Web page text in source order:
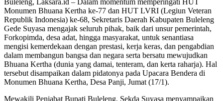
Buleleng, Laksara.id – Dalam momentum memperingati HUT
Monumen Bhuana Kertha ke-77 dan HUT LVRI (Legiun Veteran
Republik Indonesia) ke-68, Sekretaris Daerah Kabupaten Buleleng
Gede Suyasa mengajak seluruh pihak, baik dari unsur pemerintah,
Forkopimda, desa adat, hingga masyarakat, untuk senantiasa
mengisi kemerdekaan dengan prestasi, kerja keras, dan pengabdian
dalam membangun bangsa dan negara serta bersatu mewujudkan
Bhuana Kertha (dunia yang damai, tenteram, dan kerta raharja). Hal
tersebut disampaikan dalam pidatonya pada Upacara Bendera di
Monumen Bhuana Kertha, Desa Panji, Jumat (17/1).
Mewakili Penjabat Bupati Buleleng, Sekda Suyasa menyampaikan